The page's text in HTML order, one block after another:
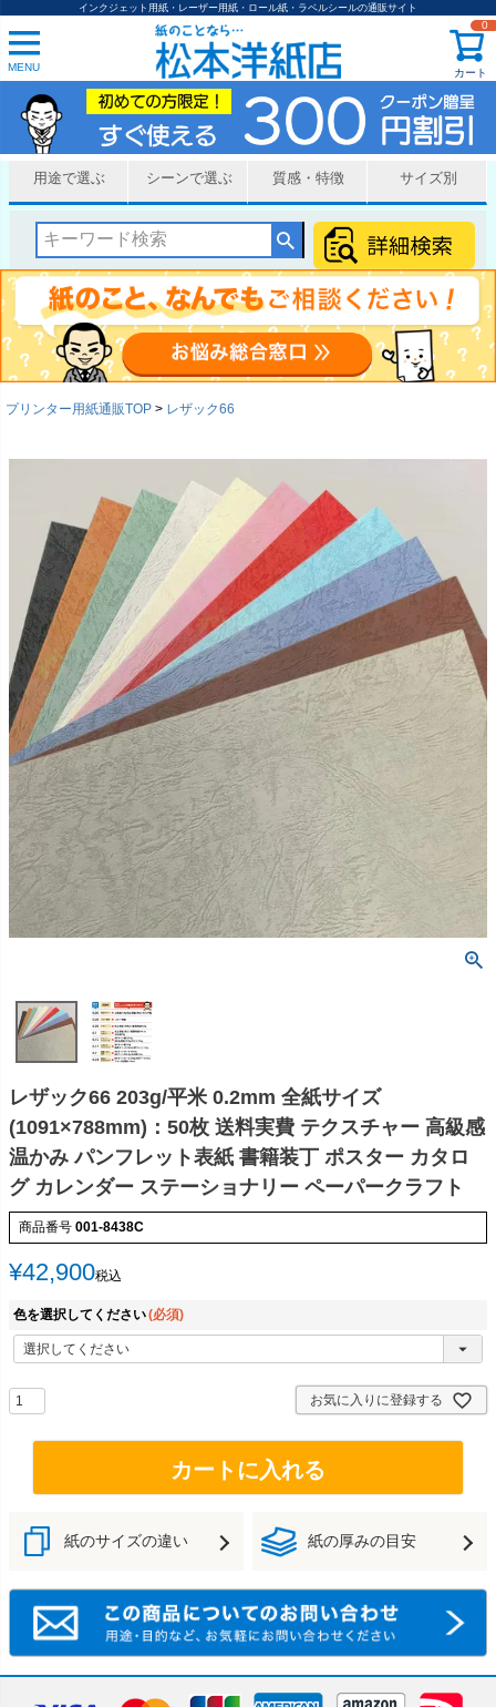
インクジェット用紙・レーザー用紙・ロール紙・ラベルシールの通販サイト
MENU カート
0
用途で選ぶ シーンで選ぶ 質感・特徴 サイズ別
プリンター用紙通販TOP レザック66
レザック66 203g/平米 0.2mm 全紙サイズ
(1091×788mm)：50枚 送料実費 テクスチャー 高級感
温かみ パンフレット表紙 書籍装丁 ポスター カタロ
グ カレンダー ステーショナリー ペーパークラフト
商品番号 001-8438C
¥42,900税込
色を選択してください(必須)
お気に入りに登録する
カートに入れる
紙のサイズの違い 紙の厚みの目安